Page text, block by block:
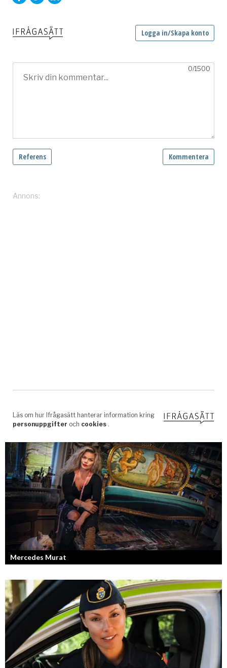
Mercedes Murat
Konstnären som balanserar känslofylld konst med hårt fysiskt arbete.